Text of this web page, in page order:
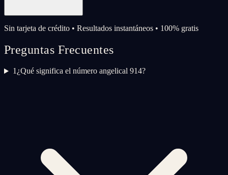
Sin tarjeta de crédito • Resultados instantáneos • 100% gratis
Preguntas Frecuentes
1¿Qué significa el número angelical 914?